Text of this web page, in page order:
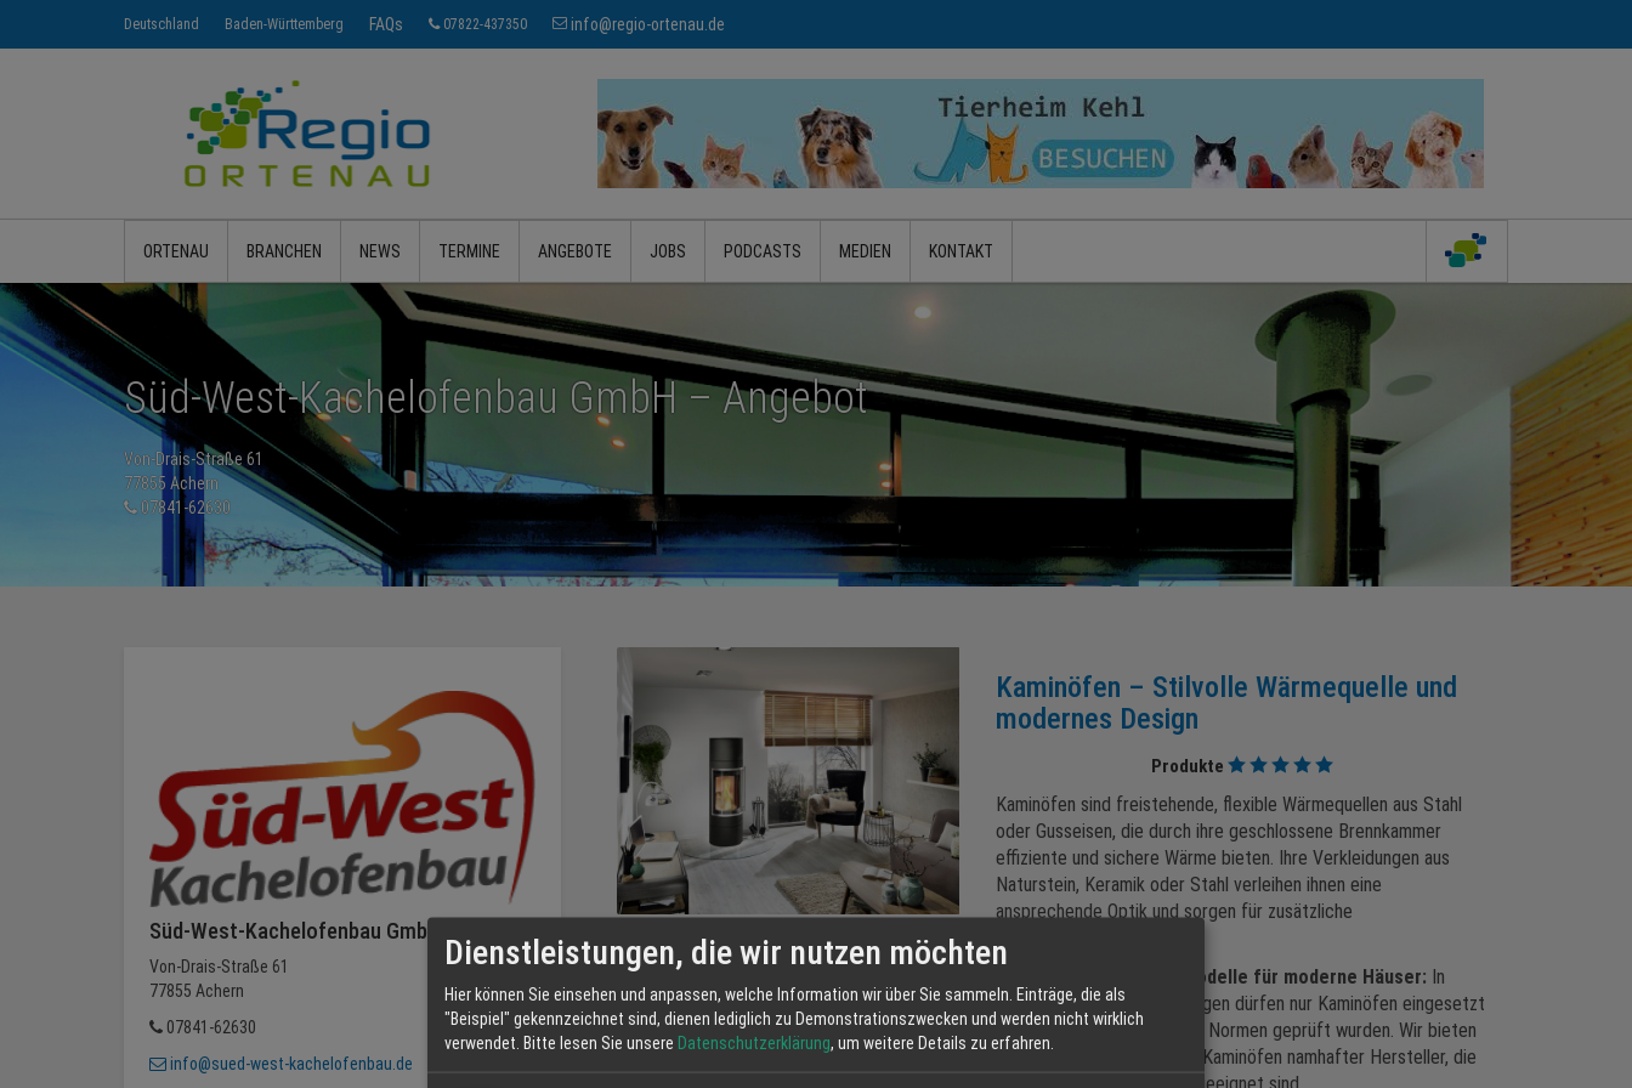
Deutschland Baden-Württemberg FAQs 07822-437350 info@regio-ortenau.de
ORTENAU BRANCHEN NEWS TERMINE ANGEBOTE JOBS PODCASTS MEDIEN KONTAKT
Süd-West-Kachelofenbau GmbH – Angebot
Von-Drais-Straße 61
77855 Achern
07841-62630
Süd-West-Kachelofenbau GmbH
Von-Drais-Straße 61
77855 Achern
07841-62630
info@sued-west-kachelofenbau.de
Kaminöfen – Stilvolle Wärmequelle und
modernes Design
Produkte
Kaminöfen sind freistehende, flexible Wärmequellen aus Stahl
oder Gusseisen, die durch ihre geschlossene Brennkammer
effiziente und sichere Wärme bieten. Ihre Verkleidungen aus
Naturstein, Keramik oder Stahl verleihen ihnen eine
ansprechende Optik und sorgen für zusätzliche
Raumluftunabhängige Modelle für moderne Häuser: In
Gebäuden mit Lüftungsanlagen dürfen nur Kaminöfen eingesetzt
werden, die nach speziellen Normen geprüft wurden. Wir bieten
Ihnen raumluftunabhängige Kaminöfen namhafter Hersteller, die
Dienstleistungen, die wir nutzen möchten
Hier können Sie einsehen und anpassen, welche Information wir über Sie sammeln. Einträge, die als
"Beispiel" gekennzeichnet sind, dienen lediglich zu Demonstrationszwecken und werden nicht wirklich
verwendet. Bitte lesen Sie unsere Datenschutzerklärung, um weitere Details zu erfahren.